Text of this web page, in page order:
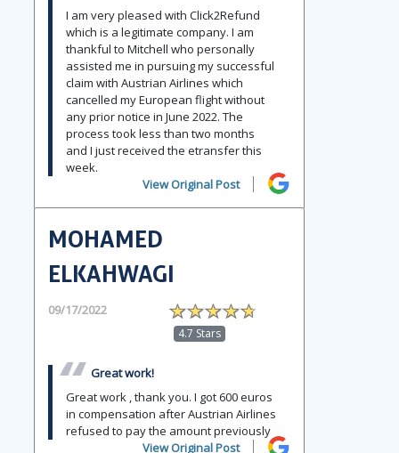
I am very pleased with Click2Refund
which is a legitimate company. I am
thankful to Mitchell who personally
assisted me in pursuing my successful
claim with Austrian Airlines which
cancelled my European flight without
any prior notice in June 2022. The
process took less than two months
and I just received the etransfer this
week.
View Original Post
MOHAMED
ELKAHWAGI
09/17/2022
4.7 Stars
Great work!
Great work , thank you. I got 600 euros
in compensation after Austrian Airlines
refused to pay the amount previously
View Original Post